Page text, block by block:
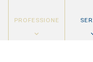
PROFESSIONE